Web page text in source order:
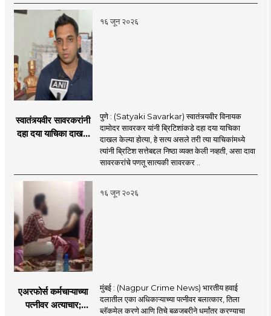
१६ जून २०२६
स्वातंत्र्यवीर सावरकरांनी
दहा दया याचिका दाखल
निष्ठा व्यक्त केली नाही’!
पणतू सात्यकी सावरकर
यांनी न्यायालयात सादर
केला दावा
पुणे : (Satyaki Savarkar) स्वातंत्र्यवीर विनायक
दामोदर सावरकर यांनी ब्रिटिशांकडे दहा दया याचिका
दाखल केल्या होत्या, हे सत्य असले तरी त्या याचिकांमध्ये
त्यांनी ब्रिटिश सत्तेबद्दल निष्ठा व्यक्त केली नव्हती, असा दावा
सावरकरांचे पणतू सात्यकी सावरकर ..
१६ जून २०२६
एअरफोर्स कर्मचाऱ्याच्या
पत्नीवर अत्याचार;
मुंबई : (Nagpur Crime News) भारतीय हवाई
दलातील एका अधिकाऱ्याच्या पत्नीवर बलात्कार, तिला
ब्लॅकमेल करणे आणि तिचे बळजबरीने धर्मांतर करण्याचा